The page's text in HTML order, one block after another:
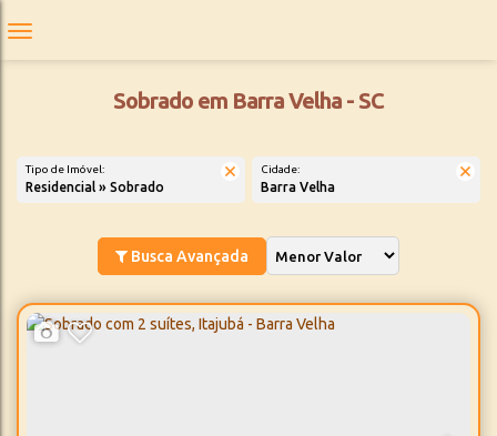
Sobrado em Barra Velha - SC
Tipo de Imóvel:
Residencial » Sobrado
Cidade:
Barra Velha
Busca Avançada